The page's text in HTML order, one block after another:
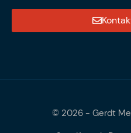
© 2026 - Gerdt